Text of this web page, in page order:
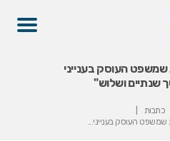
העוסק בענייני
שנתיים ושלוש"
כתבות
העוסק בענייני...